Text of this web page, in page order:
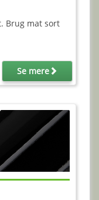
Brug mat sort
Se mere